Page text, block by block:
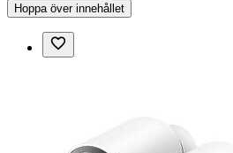
Hoppa över innehållet